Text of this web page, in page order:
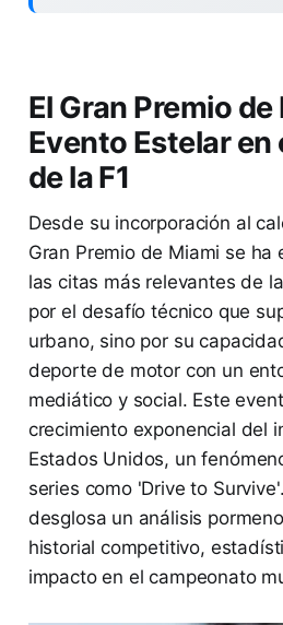
El Gran Premio
Evento Estelar en
de la F1
Desde su incorporación al
Gran Premio de Miami se ha
las citas más relevantes de
por el desafío técnico que
urbano, sino por su
deporte de motor con un
mediático y social. Este
crecimiento exponencial del
Estados Unidos, un
series como 'Drive to
desglosa un análisis
historial competitivo,
impacto en el campeonato